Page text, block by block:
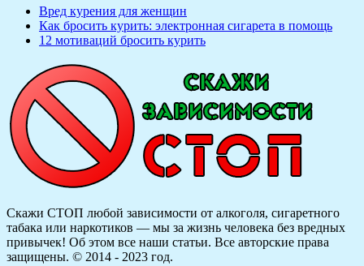
Вред курения для женщин
Как бросить курить: электронная сигарета в помощь
12 мотиваций бросить курить
Скажи СТОП любой зависимости от алкоголя, сигаретного
табака или наркотиков — мы за жизнь человека без вредных
привычек! Об этом все наши статьи. Все авторские права
защищены. © 2014 - 2023 год.